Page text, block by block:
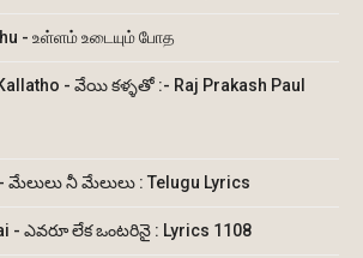
- உள்ளம் உடையும் போத
- వేయి కళ్ళతో :- Raj Prakash Paul
మేలులు నీ మేలులు : Telugu Lyrics
- ఎవరూ లేక ఒంటరినై : Lyrics 1108